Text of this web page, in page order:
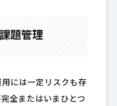
題管理
には一定リスクも存
全またはいまひとつ